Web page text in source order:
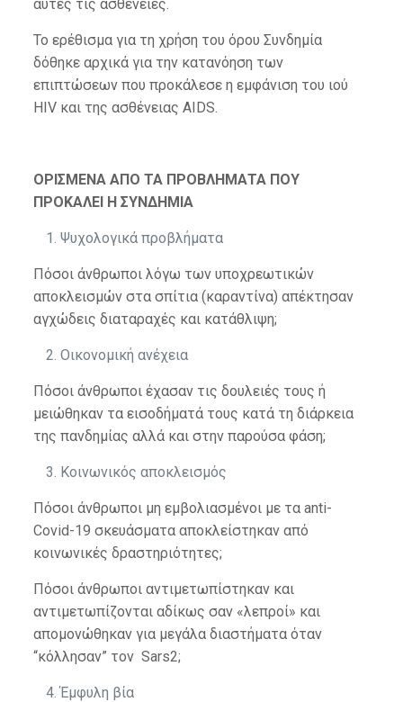
αυτές τις ασθένειες.
Το ερέθισμα για τη χρήση του όρου Συνδημία
δόθηκε αρχικά για την κατανόηση των
επιπτώσεων που προκάλεσε η εμφάνιση του ιού
HIV και της ασθένειας AIDS.
ΟΡΙΣΜΕΝΑ ΑΠΟ ΤΑ ΠΡΟΒΛΗΜΑΤΑ ΠΟΥ
ΠΡΟΚΑΛΕΙ Η ΣΥΝΔΗΜΙΑ
Ψυχολογικά προβλήματα
Πόσοι άνθρωποι λόγω των υποχρεωτικών
αποκλεισμών στα σπίτια (καραντίνα) απέκτησαν
αγχώδεις διαταραχές και κατάθλιψη;
Οικονομική ανέχεια
Πόσοι άνθρωποι έχασαν τις δουλειές τους ή
μειώθηκαν τα εισοδήματά τους κατά τη διάρκεια
της πανδημίας αλλά και στην παρούσα φάση;
Κοινωνικός αποκλεισμός
Πόσοι άνθρωποι μη εμβολιασμένοι με τα anti-
Covid-19 σκευάσματα αποκλείστηκαν από
κοινωνικές δραστηριότητες;
Πόσοι άνθρωποι αντιμετωπίστηκαν και
αντιμετωπίζονται αδίκως σαν «λεπροί» και
απομονώθηκαν για μεγάλα διαστήματα όταν
“κόλλησαν” τον Sars2;
Έμφυλη βία